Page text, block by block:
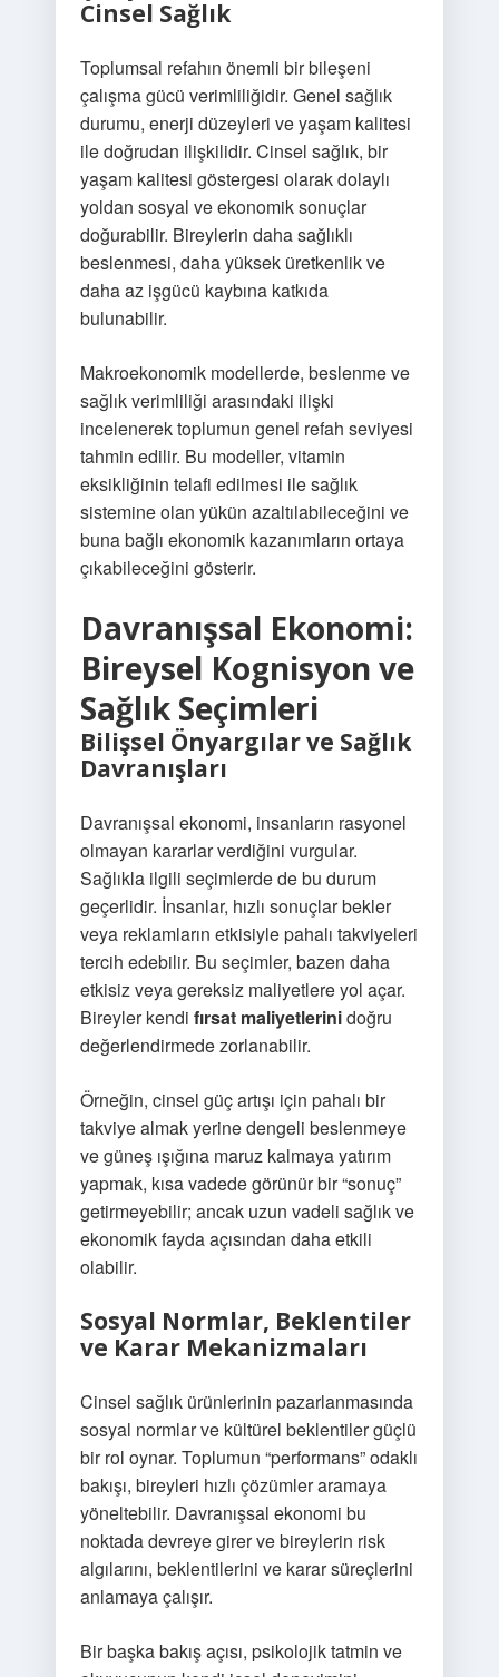
Cinsel Sağlık
Toplumsal refahın önemli bir bileşeni
çalışma gücü verimliliğidir. Genel sağlık
durumu, enerji düzeyleri ve yaşam kalitesi
ile doğrudan ilişkilidir. Cinsel sağlık, bir
yaşam kalitesi göstergesi olarak dolaylı
yoldan sosyal ve ekonomik sonuçlar
doğurabilir. Bireylerin daha sağlıklı
beslenmesi, daha yüksek üretkenlik ve
daha az işgücü kaybına katkıda
bulunabilir.
Makroekonomik modellerde, beslenme ve
sağlık verimliliği arasındaki ilişki
incelenerek toplumun genel refah seviyesi
tahmin edilir. Bu modeller, vitamin
eksikliğinin telafi edilmesi ile sağlık
sistemine olan yükün azaltılabileceğini ve
buna bağlı ekonomik kazanımların ortaya
çıkabileceğini gösterir.
Davranışsal Ekonomi:
Bireysel Kognisyon ve
Sağlık Seçimleri
Bilişsel Önyargılar ve Sağlık
Davranışları
Davranışsal ekonomi, insanların rasyonel
olmayan kararlar verdiğini vurgular.
Sağlıkla ilgili seçimlerde de bu durum
geçerlidir. İnsanlar, hızlı sonuçlar bekler
veya reklamların etkisiyle pahalı takviyeleri
tercih edebilir. Bu seçimler, bazen daha
etkisiz veya gereksiz maliyetlere yol açar.
Bireyler kendi fırsat maliyetlerinidoğru
değerlendirmede zorlanabilir.
Örneğin, cinsel güç artışı için pahalı bir
takviye almak yerine dengeli beslenmeye
ve güneş ışığına maruz kalmaya yatırım
yapmak, kısa vadede görünür bir “sonuç”
getirmeyebilir; ancak uzun vadeli sağlık ve
ekonomik fayda açısından daha etkili
olabilir.
Sosyal Normlar, Beklentiler
ve Karar Mekanizmaları
Cinsel sağlık ürünlerinin pazarlanmasında
sosyal normlar ve kültürel beklentiler güçlü
bir rol oynar. Toplumun “performans” odaklı
bakışı, bireyleri hızlı çözümler aramaya
yöneltebilir. Davranışsal ekonomi bu
noktada devreye girer ve bireylerin risk
algılarını, beklentilerini ve karar süreçlerini
anlamaya çalışır.
Bir başka bakış açısı, psikolojik tatmin ve